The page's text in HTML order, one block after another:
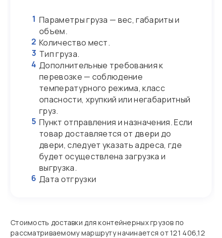
1 Параметры груза — вес, габариты и
объем.
2 Количество мест.
3 Тип груза.
4 Дополнительные требования к
перевозке — соблюдение
температурного режима, класс
опасности, хрупкий или негабаритный
груз.
5 Пункт отправления и назначения. Если
товар доставляется от двери до
двери, следует указать адреса, где
будет осуществлена загрузка и
выгрузка.
6 Дата отгрузки
Стоимость доставки для контейнерных грузов по
рассматриваемому маршруту начинается от 121 406,12